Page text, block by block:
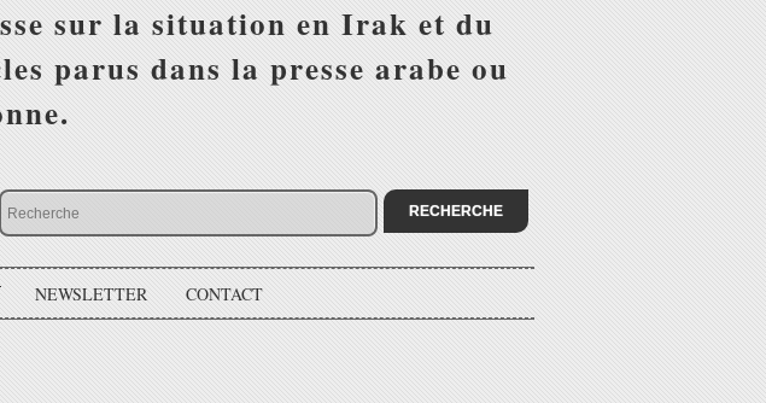
sur la situation en Irak et du
parus dans la presse arabe ou
NEWSLETTER CONTACT